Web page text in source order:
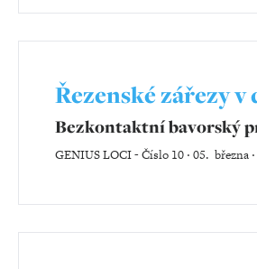
Řezenské zářezy
Bezkontaktní bavorský
GENIUS LOCI-Číslo 10 ‧ 05. března